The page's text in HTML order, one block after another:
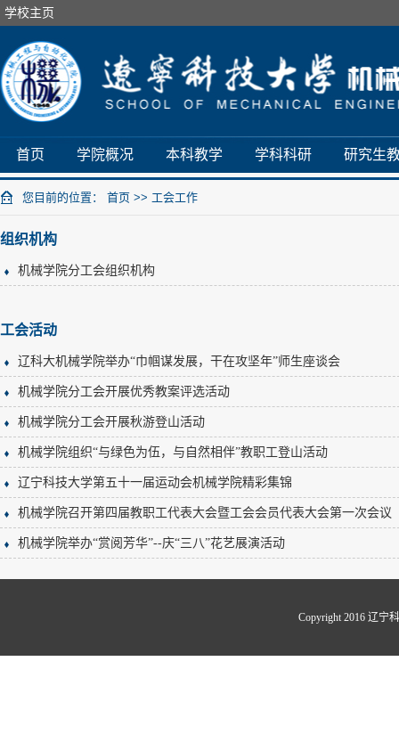
学校主页
首页 学院概况 本科教学 学科科研 研究生
您目前的位置： 首页 >> 工会工作
组织机构
机械学院分工会组织机构
工会活动
辽科大机械学院举办“巾帼谋发展，干在攻坚年”师生座谈会
机械学院分工会开展优秀教案评选活动
机械学院分工会开展秋游登山活动
机械学院组织“与绿色为伍，与自然相伴”教职工登山活动
辽宁科技大学第五十一届运动会机械学院精彩集锦
机械学院召开第四届教职工代表大会暨工会会员代表大会第一次会议
机械学院举办“赏阅芳华”--庆“三八”花艺展演活动
Copyright 2016 辽